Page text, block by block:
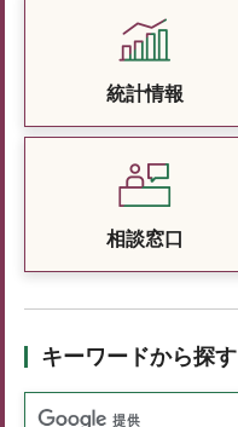
統計情報
相談窓口
キーワードから探す